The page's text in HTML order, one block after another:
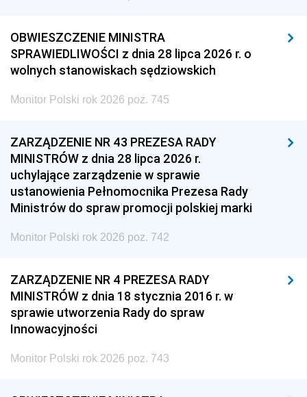
OBWIESZCZENIE MINISTRA
SPRAWIEDLIWOŚCI z dnia 28 lipca 2026 r. o
wolnych stanowiskach sędziowskich
Monitor Polski rok 2026 poz. 745
ZARZĄDZENIE NR 43 PREZESA RADY
MINISTRÓW z dnia 28 lipca 2026 r.
uchylające zarządzenie w sprawie
ustanowienia Pełnomocnika Prezesa Rady
Ministrów do spraw promocji polskiej marki
Monitor Polski rok 2026 poz. 742
ZARZĄDZENIE NR 4 PREZESA RADY
MINISTRÓW z dnia 18 stycznia 2016 r. w
sprawie utworzenia Rady do spraw
Innowacyjności
Monitor Polski rok 2026 poz. 743